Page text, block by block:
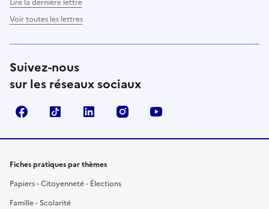
Lire la dernière lettre
Voir toutes les lettres
Suivez-nous
sur les réseaux sociaux
FacebookTikTok LinkedIn Instagram
Fiches pratiques par thèmes
Papiers - Citoyenneté - Élections
Famille - Scolarité